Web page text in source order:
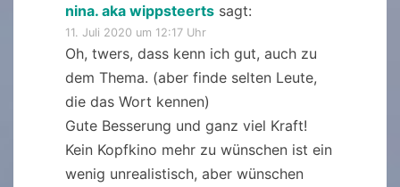
nina. aka wippsteerts sagt:
11. Juli 2020 um 12:17 Uhr
Oh, twers, dass kenn ich gut, auch zu
dem Thema. (aber finde selten Leute,
die das Wort kennen)
Gute Besserung und ganz viel Kraft!
Kein Kopfkino mehr zu wünschen ist ein
wenig unrealistisch, aber wünschen